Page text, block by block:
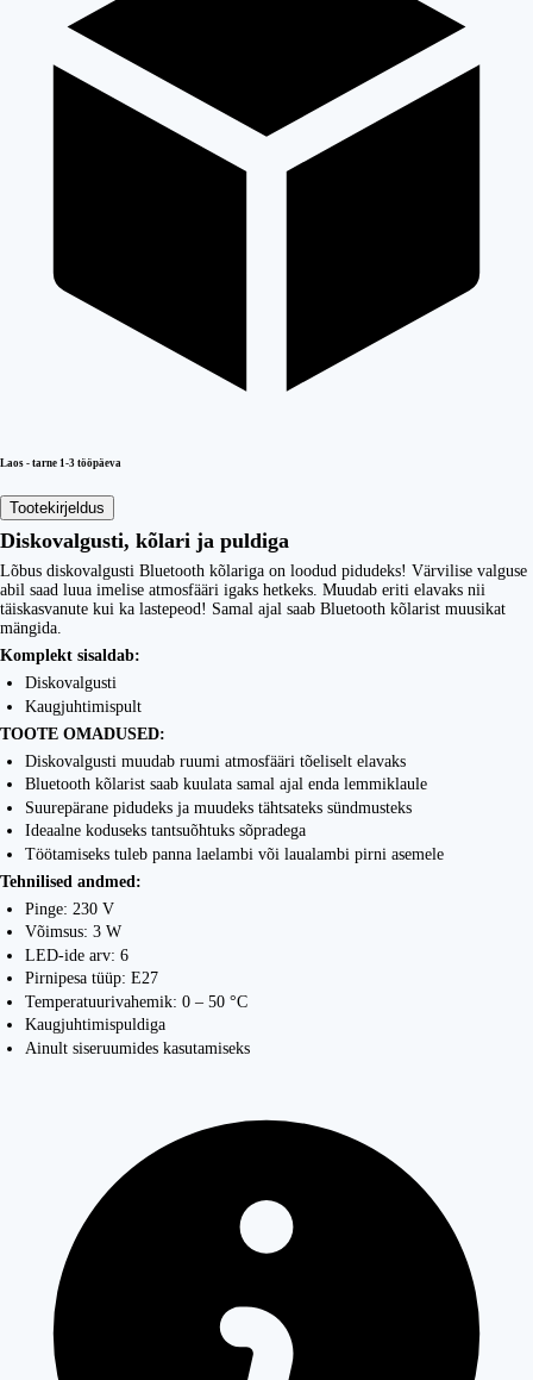
Laos - tarne 1-3 tööpäeva
Tootekirjeldus
Diskovalgusti, kõlari ja puldiga
Lõbus diskovalgusti Bluetooth kõlariga on loodud pidudeks! Värvilise valguse
abil saad luua imelise atmosfääri igaks hetkeks. Muudab eriti elavaks nii
täiskasvanute kui ka lastepeod! Samal ajal saab Bluetooth kõlarist muusikat
mängida.
Komplekt sisaldab:
Diskovalgusti
Kaugjuhtimispult
TOOTE OMADUSED:
Diskovalgusti muudab ruumi atmosfääri tõeliselt elavaks
Bluetooth kõlarist saab kuulata samal ajal enda lemmiklaule
Suurepärane pidudeks ja muudeks tähtsateks sündmusteks
Ideaalne koduseks tantsuõhtuks sõpradega
Töötamiseks tuleb panna laelambi või laualambi pirni asemele
Tehnilised andmed:
Pinge: 230 V
Võimsus: 3 W
LED-ide arv: 6
Pirnipesa tüüp: E27
Temperatuurivahemik: 0 – 50 °C
Kaugjuhtimispuldiga
Ainult siseruumides kasutamiseks